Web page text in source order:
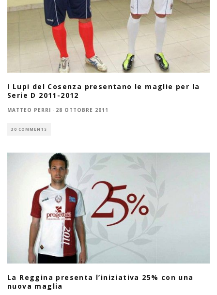
I Lupi del Cosenza presentano le maglie per la
Serie D 2011-2012
MATTEO PERRI · 28 OTTOBRE 2011
30 COMMENTS
La Reggina presenta l’iniziativa 25% con una
nuova maglia